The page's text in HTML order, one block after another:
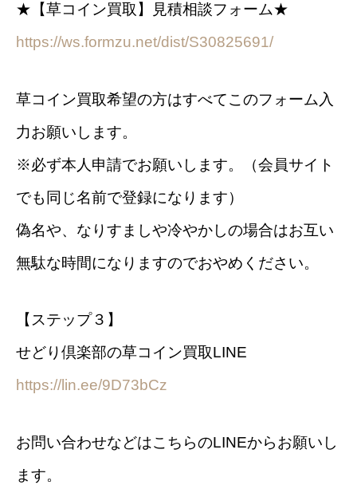
★【草コイン買取】見積相談フォーム★
https://ws.formzu.net/dist/S30825691/
草コイン買取希望の方はすべてこのフォーム入
力お願いします。
※必ず本人申請でお願いします。（会員サイト
でも同じ名前で登録になります）
偽名や、なりすましや冷やかしの場合はお互い
無駄な時間になりますのでおやめください。
【ステップ３】
せどり倶楽部の草コイン買取LINE
https://lin.ee/9D73bCz
お問い合わせなどはこちらのLINEからお願いし
ます。